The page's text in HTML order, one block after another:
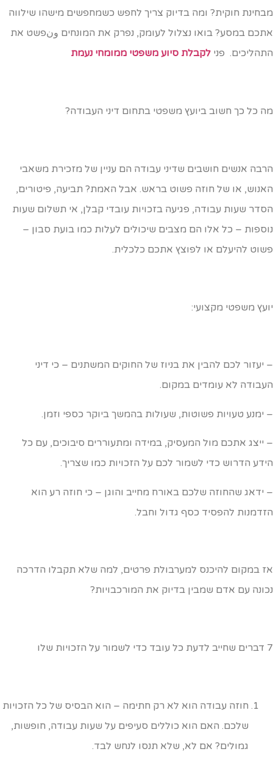
חוקית? ומה בדיוק צריך לחפש כשמחפשים מישהו שילווה
במסע? בואו נצלול לעומק, נפרק את המונחים ونפשט את
פנילקבלת סיוע משפטי ממומחי נעמת
כל כך חשוב ביועץ משפטי בתחום דיני העבודה?
אנשים חושבים שדיני עבודה הם עניין של מזכירת משאבי
או של חוזה פשוט בראש. אבל האמת? תביעה, פיטורים,
שעות עבודה, פגיעה בזכויות עובדי קבלן, אי תשלום שעות
– כל אלו הם מצבים שיכולים לעלות כמו בועת סבון –
להיעלם או לפוצץ אתכם כלכלית.
משפטי מקצועי:
יעזור לכם להבין את בניוז של החוקים המשתנים – כי דיני
לא עומדים במקום.
ימנע טעויות פשוטות, שעולות בהמשך ביוקר כספי וזמן.
ייצג אתכם מול המעסיק, במידה ומתעוררים סיבוכים, עם כל
הדרוש כדי לשמור לכם על הזכויות כמו שצריך.
ידאג שהחוזה שלכם באורח מחייב והוגן – כי חוזה רע הוא
להפסיד כסף גדול וחבל.
במקום להיכנס למערבולת פרטים, למה שלא תקבלו הדרכה
עם אדם שמבין בדיוק את המורכבויות?
הזכויות שלו
חוזה עבודה הוא לא רק חתימה – הוא הבסיס של כל הזכויות
שלכם. האם הוא כוללים סעיפים על שעות עבודה, חופשות,
גמולים? אם לא, שלא תנסו לנחש לבד.